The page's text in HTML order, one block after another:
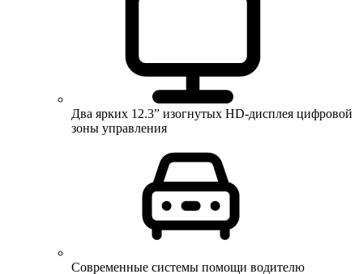
Два ярких 12.3” изогнутых HD-дисплея цифровой
зоны управления
Современные системы помощи водителю